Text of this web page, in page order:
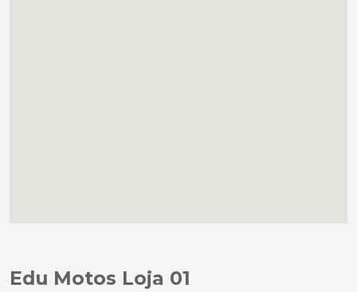
Edu Motos Loja 01